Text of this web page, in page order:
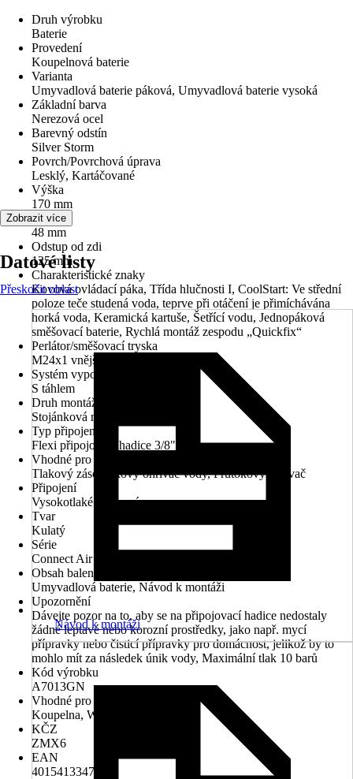
Druh výrobku
Baterie
Provedení
Koupelnová baterie
Varianta
Umyvadlová baterie páková, Umyvadlová baterie vysoká
Základní barva
Nerezová ocel
Barevný odstín
Silver Storm
Povrch/Povrchová úprava
Lesklý, Kartáčované
Výška
170 mm
Šířka
48 mm
Odstup od zdi
125 mm
Charakteristické znaky
Kovová ovládací páka, Třída hlučnosti I, CoolStart: Ve střední
poloze teče studená voda, teprve při otáčení je přimíchávána
horká voda, Keramická kartuše, Šetřící vodu, Jednopáková
směšovací baterie, Rychlá montáž zespodu „Quickfix“
Perlátor/směšovací tryska
M24x1 vnější závit
Systém vypouštění
S táhlem
Druh montáže
Stojánková rychlomontáž
Typ připojení
Flexi připojovací hadice 3/8"
Vhodné pro
Tlakový zásobníkový ohřívač vody, Průtokový ohřívač
Připojení
Vysokotlaké - tlakové
Tvar
Kulatý
Série
Connect Air
Obsah balení
Umyvadlová baterie, Návod k montáži
Upozornění
Dávejte pozor na to, aby se na připojovací hadice nedostaly
žádné leptavé nebo korozní prostředky, jako např. mycí
přípravky nebo čisticí přípravky pro domácnost, jelikož by to
mohlo mít za následek únik vody, Maximální tlak 10 barů
Kód výrobku
A7013GN
Vhodné pro prostory
Koupelna, WC
KČZ
ZMX6
EAN
4015413347341
Zobrazit více
Datové listy
Přeskočit oblast
Návod k montáži